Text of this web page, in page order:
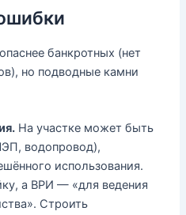
банкротных (нет
но подводные камни
На участке может быть
водопровод),
использования.
а ВРИ — «для ведения
Строить